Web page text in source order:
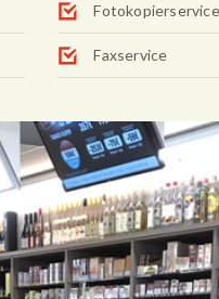
Fotokopierservice
Faxservice